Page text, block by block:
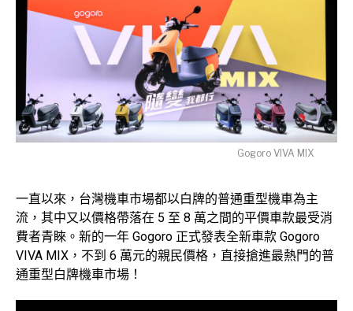
Gogoro VIVA MIX
一直以來，台灣機車市場都以白牌的普通重型機車為主
流，其中又以價格帶落在 5 至 8 萬之間的平價車款最受消
費者青睞。新的一年 Gogoro 正式發表全新車款 Gogoro
VIVA MIX，不到 6 萬元的親民價格，直接搶進最熱門的普
通重型白牌機車市場！